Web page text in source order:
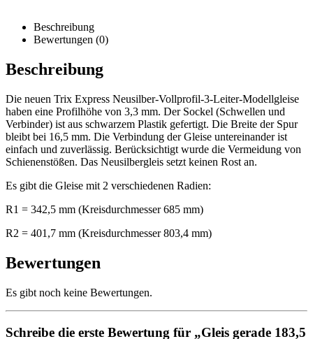
Beschreibung
Bewertungen (0)
Beschreibung
Die neuen Trix Express Neusilber-Vollprofil-3-Leiter-Modellgleise
haben eine Profilhöhe von 3,3 mm. Der Sockel (Schwellen und
Verbinder) ist aus schwarzem Plastik gefertigt. Die Breite der Spur
bleibt bei 16,5 mm. Die Verbindung der Gleise untereinander ist
einfach und zuverlässig. Berücksichtigt wurde die Vermeidung von
Schienenstößen. Das Neusilbergleis setzt keinen Rost an.
Es gibt die Gleise mit 2 verschiedenen Radien:
R1 = 342,5 mm (Kreisdurchmesser 685 mm)
R2 = 401,7 mm (Kreisdurchmesser 803,4 mm)
Bewertungen
Es gibt noch keine Bewertungen.
Schreibe die erste Bewertung für „Gleis gerade 183,5